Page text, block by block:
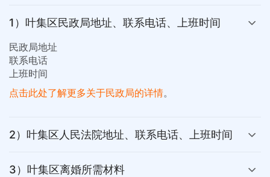
1）叶集区民政局地址、联系电话、上班时间
民政局地址
联系电话
上班时间
点击此处了解更多关于民政局的详情。
2）叶集区人民法院地址、联系电话、上班时间
3）叶集区离婚所需材料